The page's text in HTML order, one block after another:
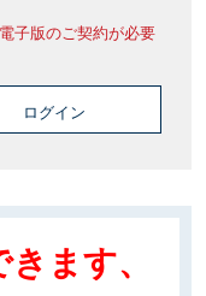
子版のご契約が必要
ログイン
ます、